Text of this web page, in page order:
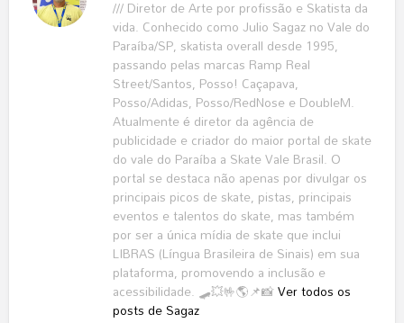
/// Diretor de Arte por profissão e Skatista da
vida. Conhecido como Julio Sagaz no Vale do
Paraíba/SP, skatista overall desde 1995,
passando pelas marcas Ramp Real
Street/Santos, Posso! Caçapava,
Posso/Adidas, Posso/RedNose e DoubleM.
Atualmente é diretor da agência de
publicidade e criador do maior portal de skate
do vale do Paraíba a Skate Vale Brasil. O
portal se destaca não apenas por divulgar os
principais picos de skate, pistas, principais
eventos e talentos do skate, mas também
por ser a única mídia de skate que inclui
LIBRAS (Língua Brasileira de Sinais) em sua
plataforma, promovendo a inclusão e
acessibilidade. 🛹💥🤟🌎📌📸Ver todos os
posts de Sagaz